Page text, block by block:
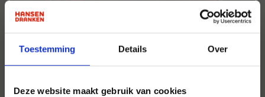
Toestemming Details Over
Deze website maakt gebruik van cookies